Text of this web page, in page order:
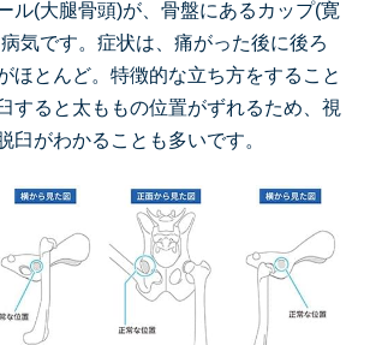
ル(大腿骨頭)が、骨盤にあるカップ(寛
気です。症状は、痛がった後に後ろ
ほとんど。特徴的な立ち方をすること
すると太ももの位置がずれるため、視
臼がわかることも多いです。